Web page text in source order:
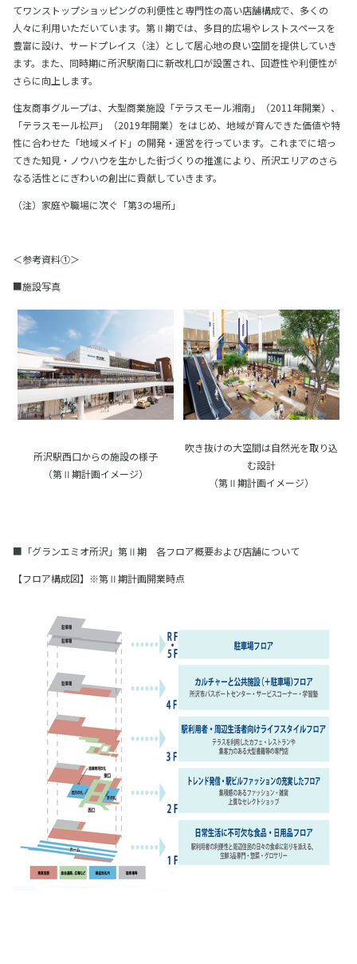
てワンストップショッピングの利便性と専門性の高い店舗構成で、多くの
人々に利用いただいています。第Ⅱ期では、多目的広場やレストスペースを
豊富に設け、サードプレイス（注）として居心地の良い空間を提供していき
ます。また、同時期に所沢駅南口に新改札口が設置され、回遊性や利便性が
さらに向上します。
住友商事グループは、大型商業施設「テラスモール湘南」（2011年開業）、
「テラスモール松戸」（2019年開業）をはじめ、地域が育んできた価値や特
性に合わせた「地域メイド」の開発・運営を行っています。これまでに培っ
てきた知見・ノウハウを生かした街づくりの推進により、所沢エリアのさら
なる活性とにぎわいの創出に貢献していきます。
（注）家庭や職場に次ぐ「第3の場所」
＜参考資料①＞
■施設写真
所沢駅西口からの施設の様子
（第Ⅱ期計画イメージ）
吹き抜けの大空間は自然光を取り込
む設計
（第Ⅱ期計画イメージ）
■「グランエミオ所沢」第Ⅱ期 各フロア概要および店舗について
【フロア構成図】※第Ⅱ期計画開業時点